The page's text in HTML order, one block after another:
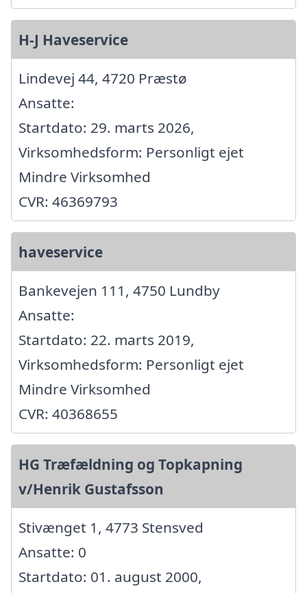
H-J Haveservice
Lindevej 44, 4720 Præstø
Ansatte:
Startdato: 29. marts 2026,
Virksomhedsform: Personligt ejet
Mindre Virksomhed
CVR: 46369793
haveservice
Bankevejen 111, 4750 Lundby
Ansatte:
Startdato: 22. marts 2019,
Virksomhedsform: Personligt ejet
Mindre Virksomhed
CVR: 40368655
HG Træfældning og Topkapning
v/Henrik Gustafsson
Stivænget 1, 4773 Stensved
Ansatte: 0
Startdato: 01. august 2000,